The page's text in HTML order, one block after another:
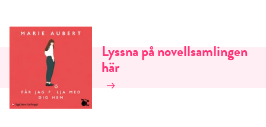
Lyssna på novellsamlingen
här